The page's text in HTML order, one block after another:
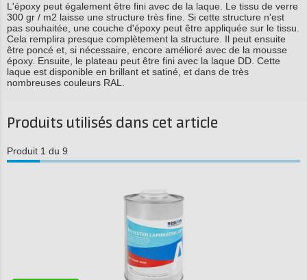
L'époxy peut également être fini avec de la laque. Le tissu de verre
300 gr / m2 laisse une structure très fine. Si cette structure n'est
pas souhaitée, une couche d'époxy peut être appliquée sur le tissu.
Cela remplira presque complètement la structure. Il peut ensuite
être poncé et, si nécessaire, encore amélioré avec de la mousse
époxy. Ensuite, le plateau peut être fini avec la laque DD. Cette
laque est disponible en brillant et satiné, et dans de très
nombreuses couleurs RAL.
Produits utilisés dans cet article
Produit 1 du 9